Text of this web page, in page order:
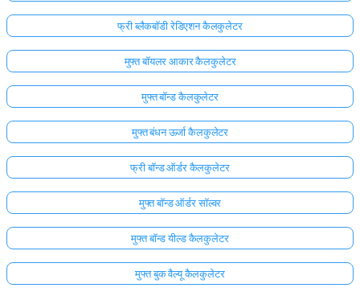
फ्री ब्लैकबॉडी रेडिएशन कैलकुलेटर
मुफ्त बॉयलर आकार कैलकुलेटर
मुफ्त बॉन्ड कैलकुलेटर
मुफ्त बंधन ऊर्जा कैलकुलेटर
फ्री बॉन्ड ऑर्डर कैलकुलेटर
मुफ्त बॉन्ड ऑर्डर सॉल्वर
मुफ्त बॉन्ड यील्ड कैलकुलेटर
मुफ्त बुक वैल्यू कैलकुलेटर